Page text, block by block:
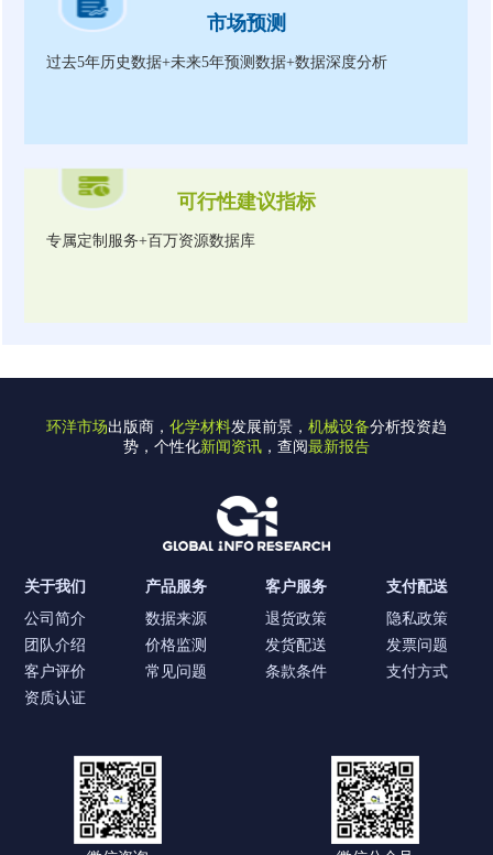
市场预测
过去5年历史数据+未来5年预测数据+数据深度分析
可行性建议指标
专属定制服务+百万资源数据库
环洋市场出版商， 化学材料发展前景， 机械设备分析投资趋
势，个性化新闻资讯 ，查阅最新报告
关于我们
公司简介
团队介绍
客户评价
资质认证
产品服务
数据来源
价格监测
常见问题
客户服务
退货政策
发货配送
条款条件
支付配送
隐私政策
发票问题
支付方式